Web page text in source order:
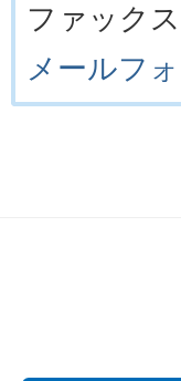
ファック
メールフ